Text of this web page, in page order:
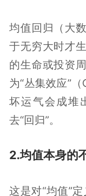
均值回归（大
于无穷大时才
的生命或投资
为“丛集效应”
坏运气会成堆
去“回归”。
2.均值本身的
这是对“均值”